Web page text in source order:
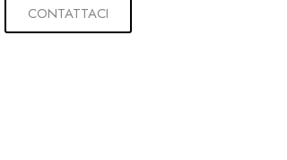
CONTATTACI